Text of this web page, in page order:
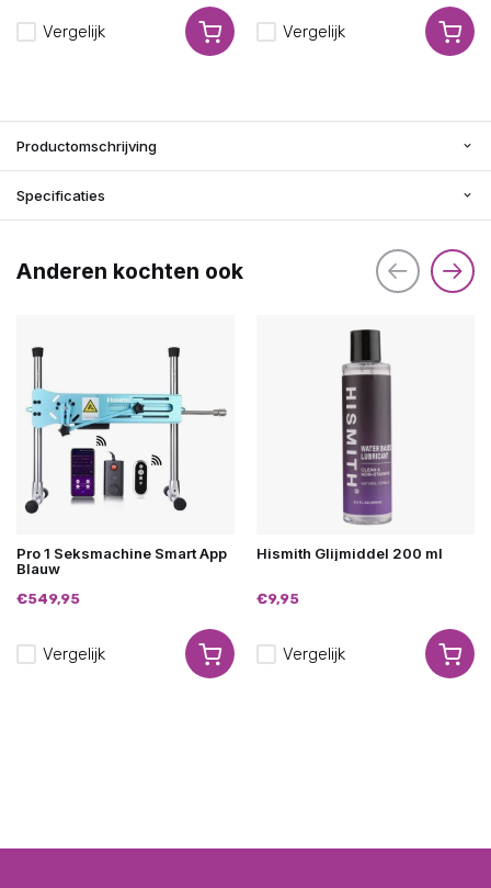
Vergelijk Vergelijk
Productomschrijving
Specificaties
Anderen kochten ook
Pro 1 Seksmachine Smart App
Blauw
€549,95
Vergelijk
Hismith Glijmiddel 200 ml
€9,95
Vergelijk